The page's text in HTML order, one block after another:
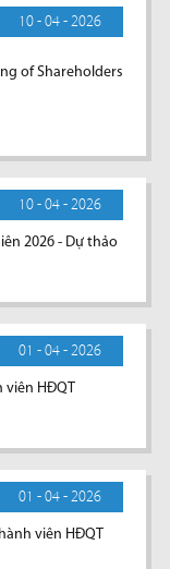
10 - 04 - 2026
of Shareholders
10 - 04 - 2026
2026 - Dự thảo
01 - 04 - 2026
viên HĐQT
01 - 04 - 2026
viên HĐQT